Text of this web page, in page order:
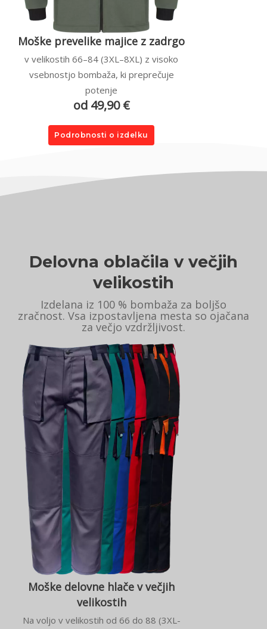
Moške prevelike majice z zadrgo
v velikostih 66–84 (3XL–8XL) z visoko
vsebnostjo bombaža, ki preprečuje
potenje
od 49,90 €
Podrobnosti o izdelku
Delovna oblačila v večjih
velikostih
Izdelana iz 100 % bombaža za boljšo
zračnost. Vsa izpostavljena mesta so ojačana
za večjo vzdržljivost.
Moške delovne hlače v večjih
velikostih
Na voljo v velikostih od 66 do 88 (3XL-